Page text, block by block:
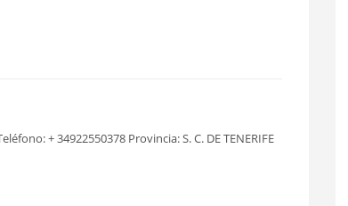
+ 34922550378 Provincia: S. C. DE TENERIFE